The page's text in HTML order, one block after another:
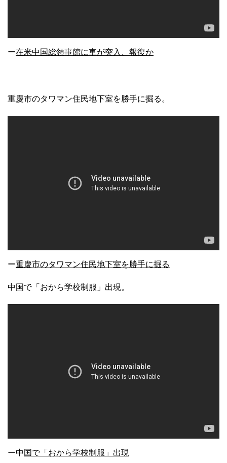
ー在米中国総領事館に車が突入、報復か
重慶市のタワマン住民地下室を勝手に掘る。
ー重慶市のタワマン住民地下室を勝手に掘る
中国で「おから学校制服」出現。
ー中 国で「おから学校制服」出現